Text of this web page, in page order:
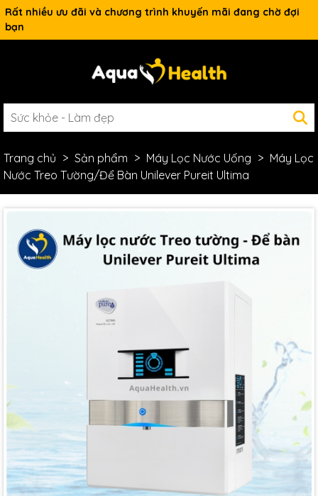
Rất nhiều ưu đãi và chương trình khuyến mãi đang chờ đợi
bạn
Trang chủ Sản phẩm Máy Lọc Nước Uống
Máy Lọc
Nước Treo Tường/Để Bàn Unilever Pureit Ultima